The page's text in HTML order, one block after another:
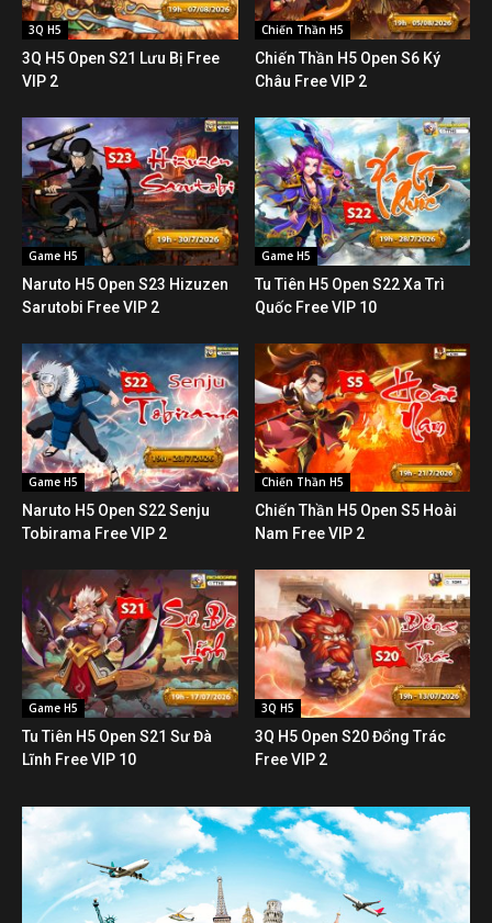
3Q H5
3Q H5 Open S21 Lưu Bị Free
VIP 2
Chiến Thần H5
Chiến Thần H5 Open S6 Ký
Châu Free VIP 2
Game H5
Naruto H5 Open S23 Hizuzen
Sarutobi Free VIP 2
Game H5
Tu Tiên H5 Open S22 Xa Trì
Quốc Free VIP 10
Game H5
Naruto H5 Open S22 Senju
Tobirama Free VIP 2
Chiến Thần H5
Chiến Thần H5 Open S5 Hoài
Nam Free VIP 2
Game H5
Tu Tiên H5 Open S21 Sư Đà
Lĩnh Free VIP 10
3Q H5
3Q H5 Open S20 Đổng Trác
Free VIP 2